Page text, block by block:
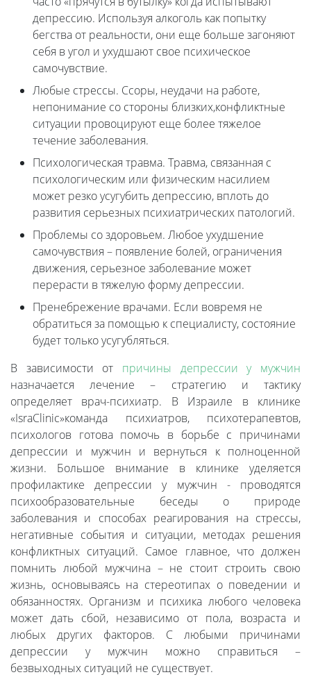
депрессию. Используя алкоголь как попытку
бегства от реальности, они еще больше загоняют
себя в угол и ухудшают свое психическое
самочувствие.
Любые стрессы. Ссоры, неудачи на работе,
непонимание со стороны близких,конфликтные
ситуации провоцируют еще более тяжелое
течение заболевания.
Психологическая травма. Травма, связанная с
психологическим или физическим насилием
может резко усугубить депрессию, вплоть до
развития серьезных психиатрических патологий.
Проблемы со здоровьем. Любое ухудшение
самочувствия – появление болей, ограничения
движения, серьезное заболевание может
перерасти в тяжелую форму депрессии.
Пренебрежение врачами. Если вовремя не
обратиться за помощью к специалисту, состояние
будет только усугубляться.
В зависимости от причины депрессии у мужчин
назначается лечение – стратегию и тактику
определяет врач-психиатр. В Израиле в клинике
«IsraClinic»команда психиатров, психотерапевтов,
психологов готова помочь в борьбе с причинами
депрессии и мужчин и вернуться к полноценной
жизни. Большое внимание в клинике уделяется
профилактике депрессии у мужчин - проводятся
психообразовательные беседы о природе
заболевания и способах реагирования на стрессы,
негативные события и ситуации, методах решения
конфликтных ситуаций. Самое главное, что должен
помнить любой мужчина – не стоит строить свою
жизнь, основываясь на стереотипах о поведении и
обязанностях. Организм и психика любого человека
может дать сбой, независимо от пола, возраста и
любых других факторов. С любыми причинами
депрессии у мужчин можно справиться –
безвыходных ситуаций не существует.